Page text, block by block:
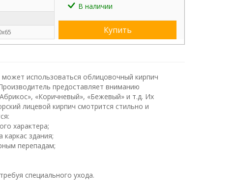
В наличии
Купить
использоваться облицовочный кирпич
предоставляет вниманию
«Коричневый», «Бежевый» и т.д. Их
лицевой кирпич смотрится стильно и
характера;
здания;
перепадам;
специального ухода.